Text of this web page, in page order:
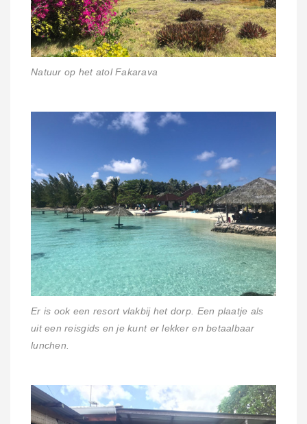
Natuur op het atol Fakarava
Er is ook een resort vlakbij het dorp. Een plaatje als
uit een reisgids en je kunt er lekker en betaalbaar
lunchen.